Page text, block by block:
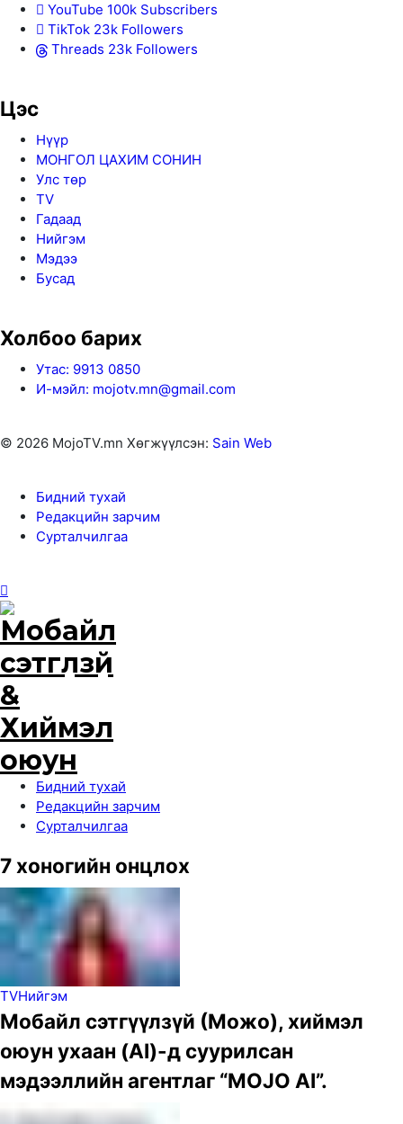
YouTube 100k Subscribers
TikTok 23k Followers
Threads 23k Followers
Цэс
Нүүр
МОНГОЛ ЦАХИМ СОНИН
Улс төр
TV
Гадаад
Нийгэм
Мэдээ
Бусад
Холбоо барих
Утас: 9913 0850
И-мэйл: mojotv.mn@gmail.com
© 2026 MojoTV.mn Хөгжүүлсэн: Sain Web
Бидний тухай
Редакцийн зарчим
Сурталчилгаа
Бидний тухай
Редакцийн зарчим
Сурталчилгаа
7 хоногийн онцлох
TVНийгэм
Мобайл сэтгүүлзүй (Можо), хиймэл
оюун ухаан (AI)-д суурилсан
мэдээллийн агентлаг “MOJO AI”.